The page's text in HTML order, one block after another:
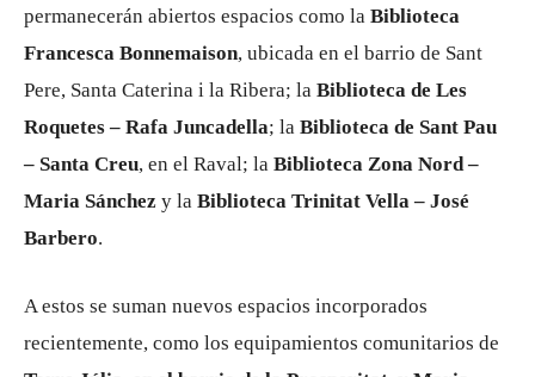
permanecerán abiertos espacios como la Biblioteca
Francesca Bonnemaison, ubicada en el barrio de Sant
Pere, Santa Caterina i la Ribera; la Biblioteca de Les
Roquetes – Rafa Juncadella; la Biblioteca de Sant Pau
– Santa Creu, en el Raval; la Biblioteca Zona Nord –
Maria Sánchez y la Biblioteca Trinitat Vella – José
Barbero.
A estos se suman nuevos espacios incorporados
recientemente, como los equipamientos comunitarios de